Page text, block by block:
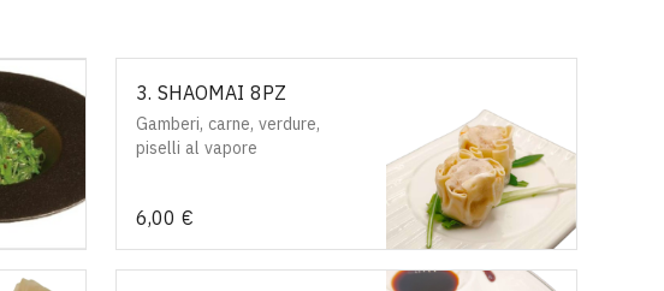
3. SHAOMAI 8PZ
Gamberi, carne, verdure,
piselli al vapore
6,00 €